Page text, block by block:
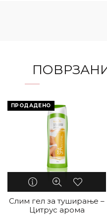
ПРОДАДЕНО
Слим гел за туширање –
Цитрус арома